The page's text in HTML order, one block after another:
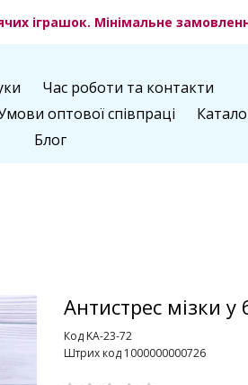
іграшок. Мінімальне
Час роботи та контакти
оптової співпраці
Блог
Антистрес мізки у
Код KA-23-72
Штрих код 1000000000726